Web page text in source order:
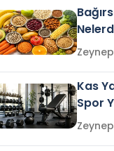
Kas
Spor